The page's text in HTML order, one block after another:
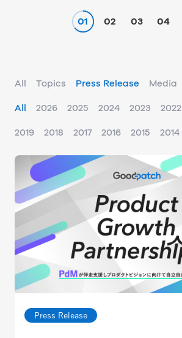
01 02 03 04
All Topics Press Release Media
All 2026 2025 2024 2023 2022
2019 2018 2017 2016 2015 2014
Press Release